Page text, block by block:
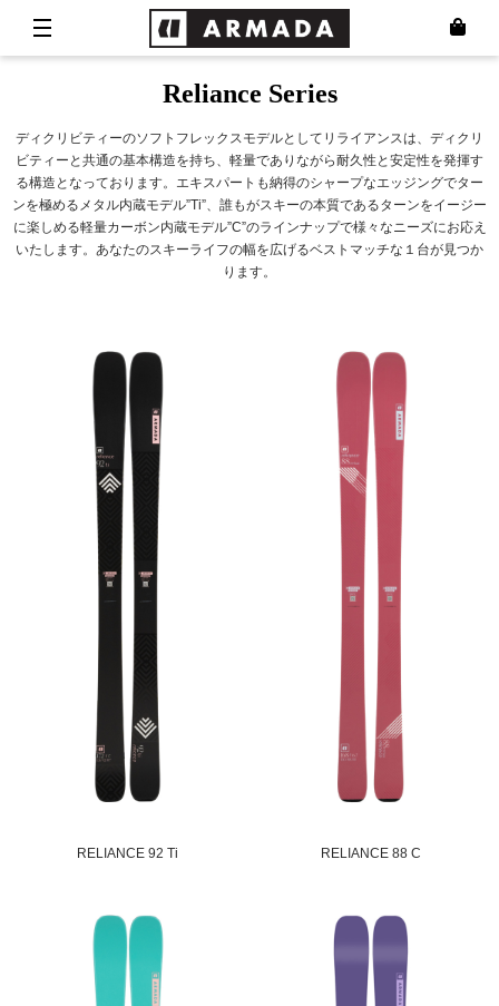
Reliance Series
ディクリビティーのソフトフレックスモデルとしてリライアンスは、ディクリ
ビティーと共通の基本構造を持ち、軽量でありながら耐久性と安定性を発揮す
る構造となっております。エキスパートも納得のシャープなエッジングでター
ンを極めるメタル内蔵モデル”Ti”、誰もがスキーの本質であるターンをイージー
に楽しめる軽量カーボン内蔵モデル”C”のラインナップで様々なニーズにお応え
いたします。あなたのスキーライフの幅を広げるベストマッチな１台が見つか
ります。
RELIANCE 92 Ti RELIANCE 88 C